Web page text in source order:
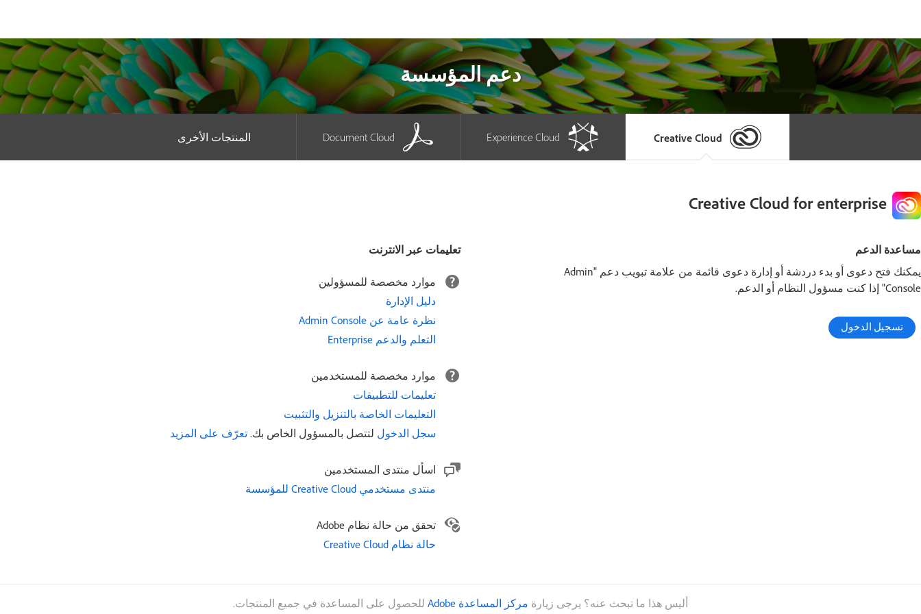
دعم المؤسسة
Creative Cloud
Experience Cloud
Document Cloud المنتجات الأخرى
Creative Cloud for enterprise
مساعدة الدعم
يمكنك فتح دعوى أو بدء دردشة أو إدارة دعوى قائمة من علامة تبويب دعم "Admin
Console" إذا كنت مسؤول النظام أو الدعم.
تسجيل الدخول
تعليمات عبر الانترنت
موارد مخصصة للمسؤولين
دليل الإدارة
نظرة عامة عن Admin Console
التعلم والدعم Enterprise
موارد مخصصة للمستخدمين
تعليمات للتطبيقات
التعليمات الخاصة بالتنزيل والتثبيت
سجل الدخول لتتصل بالمسؤول الخاص بك. تعرّف على المزيد
اسأل منتدى المستخدمين
منتدى مستخدمي Creative Cloud للمؤسسة
تحقق من حالة نظام Adobe
حالة نظام Creative Cloud
أليس هذا ما تبحث عنه؟ يرجى زيارة مركز المساعدة Adobe للحصول على المساعدة في جميع المنتجات.